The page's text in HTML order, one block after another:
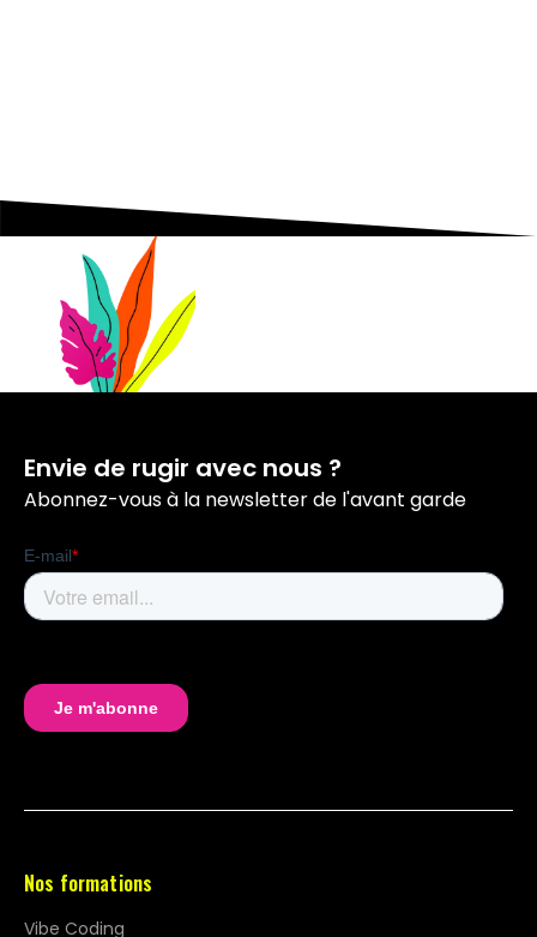
Envie de rugir avec nous ?
Abonnez-vous à la newsletter de l'avant garde
Nos formations
Vibe Coding